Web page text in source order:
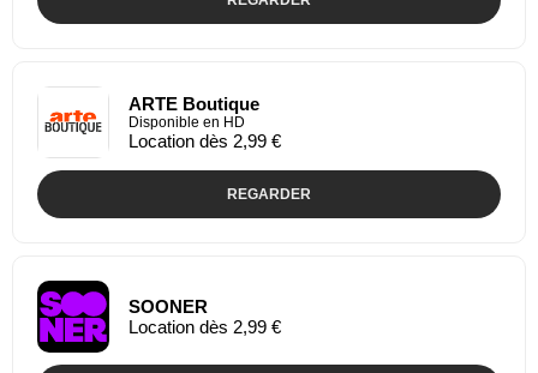
ARTE Boutique
Disponible en HD
Location dès 2,99 €
REGARDER
SOONER
Location dès 2,99 €